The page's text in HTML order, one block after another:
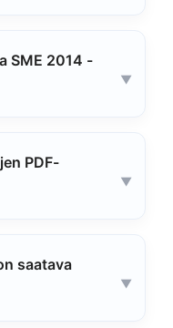
SME 2014 -
PDF-
saatava